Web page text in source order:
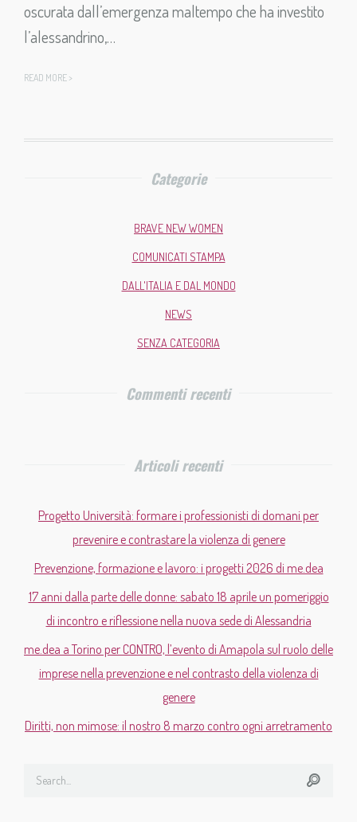
oscurata dall’emergenza maltempo che ha investito
l’alessandrino,…
READ MORE >
Categorie
BRAVE NEW WOMEN
COMUNICATI STAMPA
DALL'ITALIA E DAL MONDO
NEWS
SENZA CATEGORIA
Commenti recenti
Articoli recenti
Progetto Università: formare i professionisti di domani per
prevenire e contrastare la violenza di genere
Prevenzione, formazione e lavoro: i progetti 2026 di me.dea
17 anni dalla parte delle donne: sabato 18 aprile un pomeriggio
di incontro e riflessione nella nuova sede di Alessandria
me.dea a Torino per CONTRO, l’evento di Amapola sul ruolo delle
imprese nella prevenzione e nel contrasto della violenza di
genere
Diritti, non mimose: il nostro 8 marzo contro ogni arretramento